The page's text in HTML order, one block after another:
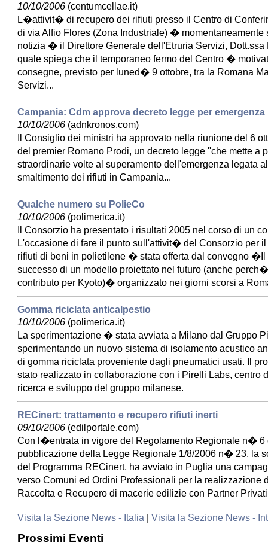
10/10/2006 (centumcellae.it)
L�attivit� di recupero dei rifiuti presso il Centro di
di via Alfio Flores (Zona Industriale) � momentaneamente
notizia � il Direttore Generale dell'Etruria Servizi, Dott.ssa
quale spiega che il temporaneo fermo del Centro �
consegne, previsto per luned� 9 ottobre, tra la Romana
Servizi...
Campania: Cdm approva decreto legge per
10/10/2006 (adnkronos.com)
Il Consiglio dei ministri ha approvato nella riunione del 6
del premier Romano Prodi, un decreto legge ''che mette a
straordinarie volte al superamento dell'emergenza legata
smaltimento dei rifiuti in Campania...
Qualche numero su PolieCo
10/10/2006 (polimerica.it)
Il Consorzio ha presentato i risultati 2005 nel corso di un
L'occasione di fare il punto sull'attivit� del Consorzio per
rifiuti di beni in polietilene � stata offerta dal convegno
successo di un modello proiettato nel futuro (anche
contributo per Kyoto)� organizzato nei giorni scorsi a
Gomma riciclata anticalpestio
10/10/2006 (polimerica.it)
La sperimentazione � stata avviata a Milano dal Gruppo
sperimentando un nuovo sistema di isolamento acustico
di gomma riciclata proveniente dagli pneumatici usati. Il
stato realizzato in collaborazione con i Pirelli Labs, centro
ricerca e sviluppo del gruppo milanese.
RECinert: trattamento e recupero rifiuti inerti
09/10/2006 (edilportale.com)
Con l�entrata in vigore del Regolamento Regionale n� 6
pubblicazione della Legge Regionale 1/8/2006 n� 23, la
del Programma RECinert, ha avviato in Puglia una
verso Comuni ed Ordini Professionali per la realizzazione
Raccolta e Recupero di macerie edilizie con Partner
Visita la Sezione News - Italia | Visita la Sezione News -
Prossimi Eventi